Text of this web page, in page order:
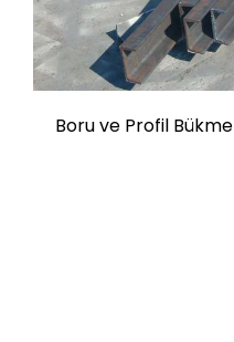
Boru ve Profil Bükme